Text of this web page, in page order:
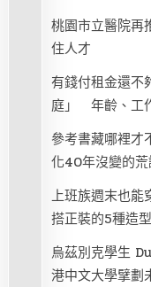
桃園市立醫院再
住人才
有錢付租金還不
庭」 年齡、工
參考書藏哪裡才
化40年沒變的
上班族週末也能
搭正裝的5種造
烏茲別克學生
港中文大學擘劃